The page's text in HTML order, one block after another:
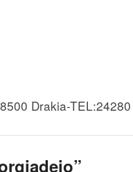
Drakia-